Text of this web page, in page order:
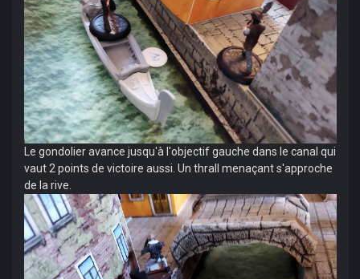
Le gondolier avance jusqu'à l'objectif gauche dans le canal qui
vaut 2 points de victoire aussi. Un thrall menaçant s'approche
de la rive.